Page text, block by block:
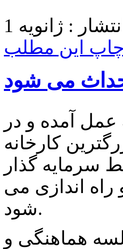
چاپ این مطلب
می شود
عمل آمده و در
کارخانه
دلار توسط سرمایه گذار
اندازی می
شود.
هماهنگی و